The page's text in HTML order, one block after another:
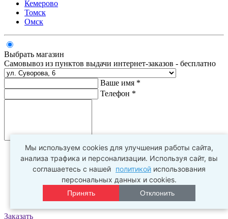
Кемерово
Томск
Омск
Выбрать магазин
Самовывоз из пунктов выдачи интернет-заказов - бесплатно
Ваше имя *
Телефон *
Заказать
Мы используем cookies для улучшения работы сайта,
анализа трафика и персонализации. Используя сайт, вы
соглашаетесь с нашей политикой использования
персональных данных и cookies.
Принять Отклонить